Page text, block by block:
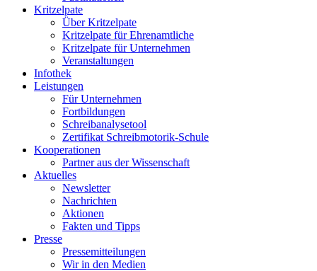
Kritzelpate
Über Kritzelpate
Kritzelpate für Ehrenamtliche
Kritzelpate für Unternehmen
Veranstaltungen
Infothek
Leistungen
Für Unternehmen
Fortbildungen
Schreibanalysetool
Zertifikat Schreibmotorik-Schule
Kooperationen
Partner aus der Wissenschaft
Aktuelles
Newsletter
Nachrichten
Aktionen
Fakten und Tipps
Presse
Pressemitteilungen
Wir in den Medien